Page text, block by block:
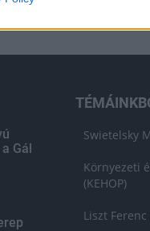
protection.
Gál
Swietelsky
Környezeti
(KEHOP)
Liszt